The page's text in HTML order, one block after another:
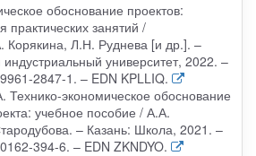
обоснование проектов:
практических занятий /
Л.Н. Руднева [и др.]. –
университет, 2022. –
2847-1. – EDN KPLLIQ.
Технико-экономическое обоснование
учебное пособие / А.А.
– Казань: Школа, 2021. –
394-6. – EDN ZKNDYO.